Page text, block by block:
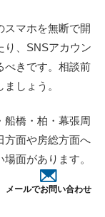
スマホを無断で開
り、SNSアカウン
べきです。相談前
しょう。
船橋・柏・幕張周
方面や房総方面へ
面があります。
するのではなく、
帯、写真やレシー
メールでお問い合わせ